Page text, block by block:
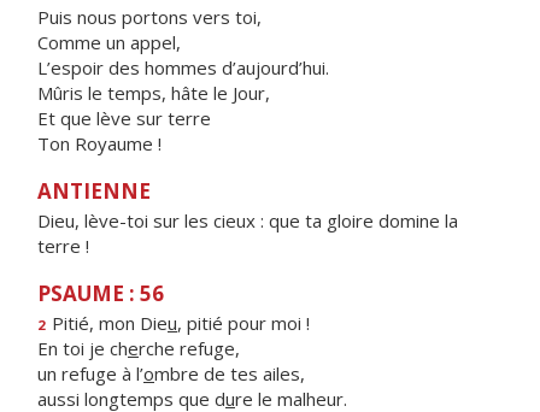
Puis nous portons vers toi,
Comme un appel,
L’espoir des hommes d’aujourd’hui.
Mûris le temps, hâte le Jour,
Et que lève sur terre
Ton Royaume !
ANTIENNE
Dieu, lève-toi sur les cieux : que ta gloire domine la
terre !
PSAUME : 56
2 Pitié, mon Dieu, pitié pour moi !
En toi je cherche refuge,
un refuge à l’ombre de tes ailes,
aussi longtemps que dure le malheur.